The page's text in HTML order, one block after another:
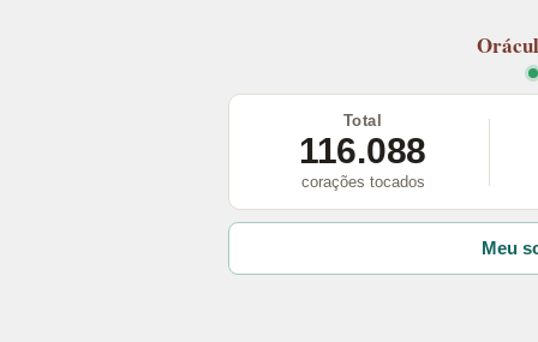
Total
116.088
corações tocados
Meu